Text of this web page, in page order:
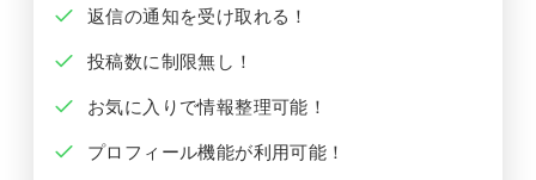
返信の通知を受け取れる！
投稿数に制限無し！
お気に入りで情報整理可能！
プロフィール機能が利用可能！